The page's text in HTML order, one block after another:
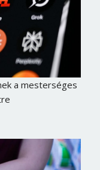
a mesterséges